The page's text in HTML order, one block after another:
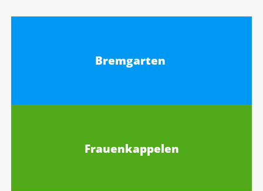
Bremgarten
Frauenkappelen